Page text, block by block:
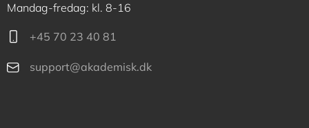
Mandag-fredag: kl. 8-16
+45 70 23 40 81
support@akademisk.dk